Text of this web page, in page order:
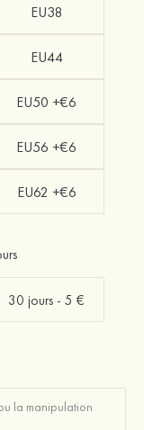
EU38
EU44
EU50 +€6
EU56 +€6
EU62 +€6
30 jours - 5 €